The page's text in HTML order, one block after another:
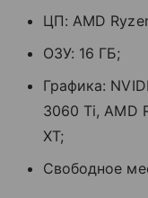
ЦП: AMD
ОЗУ: 16 ГБ;
Графика:
3060 Ti, AMD
XT;
Свободное